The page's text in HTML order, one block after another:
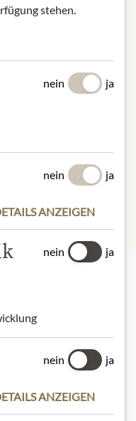
pflanzliche
und
Sortiment
stehen.
nein ja
nein ja
ANZEIGEN
nein ja
nein ja
ANZEIGEN